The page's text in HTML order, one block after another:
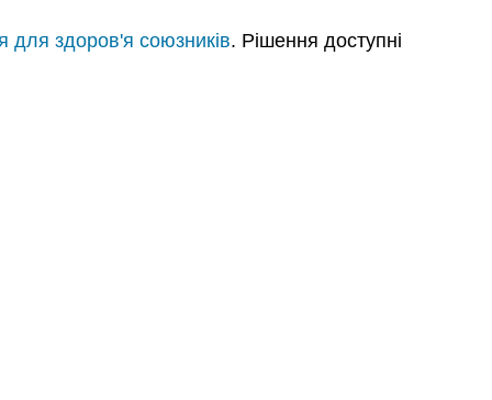
для здоров'я союзників. Рішення доступні